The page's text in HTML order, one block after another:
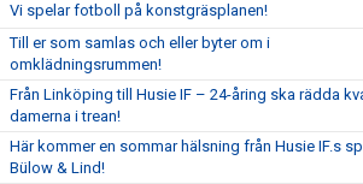
Vi spelar fotboll på konstgräsplanen!
Till er som samlas och eller byter om i
omklädningsrummen!
Från Linköping till Husie IF – 24-åring ska rädda
damerna i trean!
Här kommer en sommar hälsning från Husie IF.s
Bülow & Lind!